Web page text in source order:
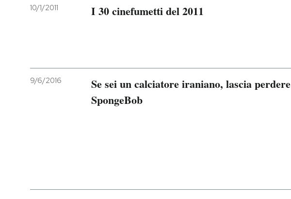
10/1/2011 I 30 cinefumetti del 2011
9/6/2016
Se sei un calciatore iraniano, lascia perdere
SpongeBob